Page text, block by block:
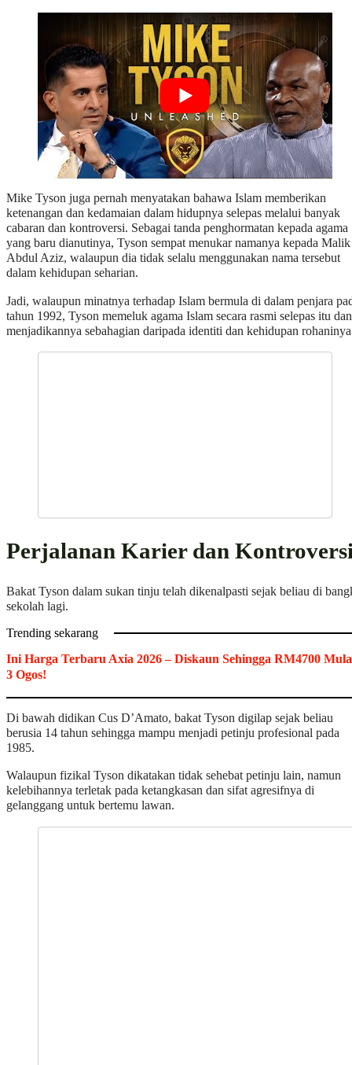
Mike Tyson juga pernah menyatakan bahawa Islam memberikan
ketenangan dan kedamaian dalam hidupnya selepas melalui banyak
cabaran dan kontroversi. Sebagai tanda penghormatan kepada agama
yang baru dianutinya, Tyson sempat menukar namanya kepada Malik
Abdul Aziz, walaupun dia tidak selalu menggunakan nama tersebut
dalam kehidupan seharian.
Jadi, walaupun minatnya terhadap Islam bermula di dalam penjara
tahun 1992, Tyson memeluk agama Islam secara rasmi selepas itu dan
menjadikannya sebahagian daripada identiti dan kehidupan
Perjalanan Karier dan
Bakat Tyson dalam sukan tinju telah dikenalpasti sejak beliau di
sekolah lagi.
Trending sekarang
Ini Harga Terbaru Axia 2026 – Diskaun Sehingga RM4700
3 Ogos!
Di bawah didikan Cus D’Amato, bakat Tyson digilap sejak beliau
berusia 14 tahun sehingga mampu menjadi petinju profesional pada
1985.
Walaupun fizikal Tyson dikatakan tidak sehebat petinju lain, namun
kelebihannya terletak pada ketangkasan dan sifat agresifnya di
gelanggang untuk bertemu lawan.